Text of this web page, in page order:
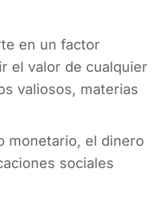
en un factor
el valor de cualquier
valiosos, materias
monetario, el dinero
sociales